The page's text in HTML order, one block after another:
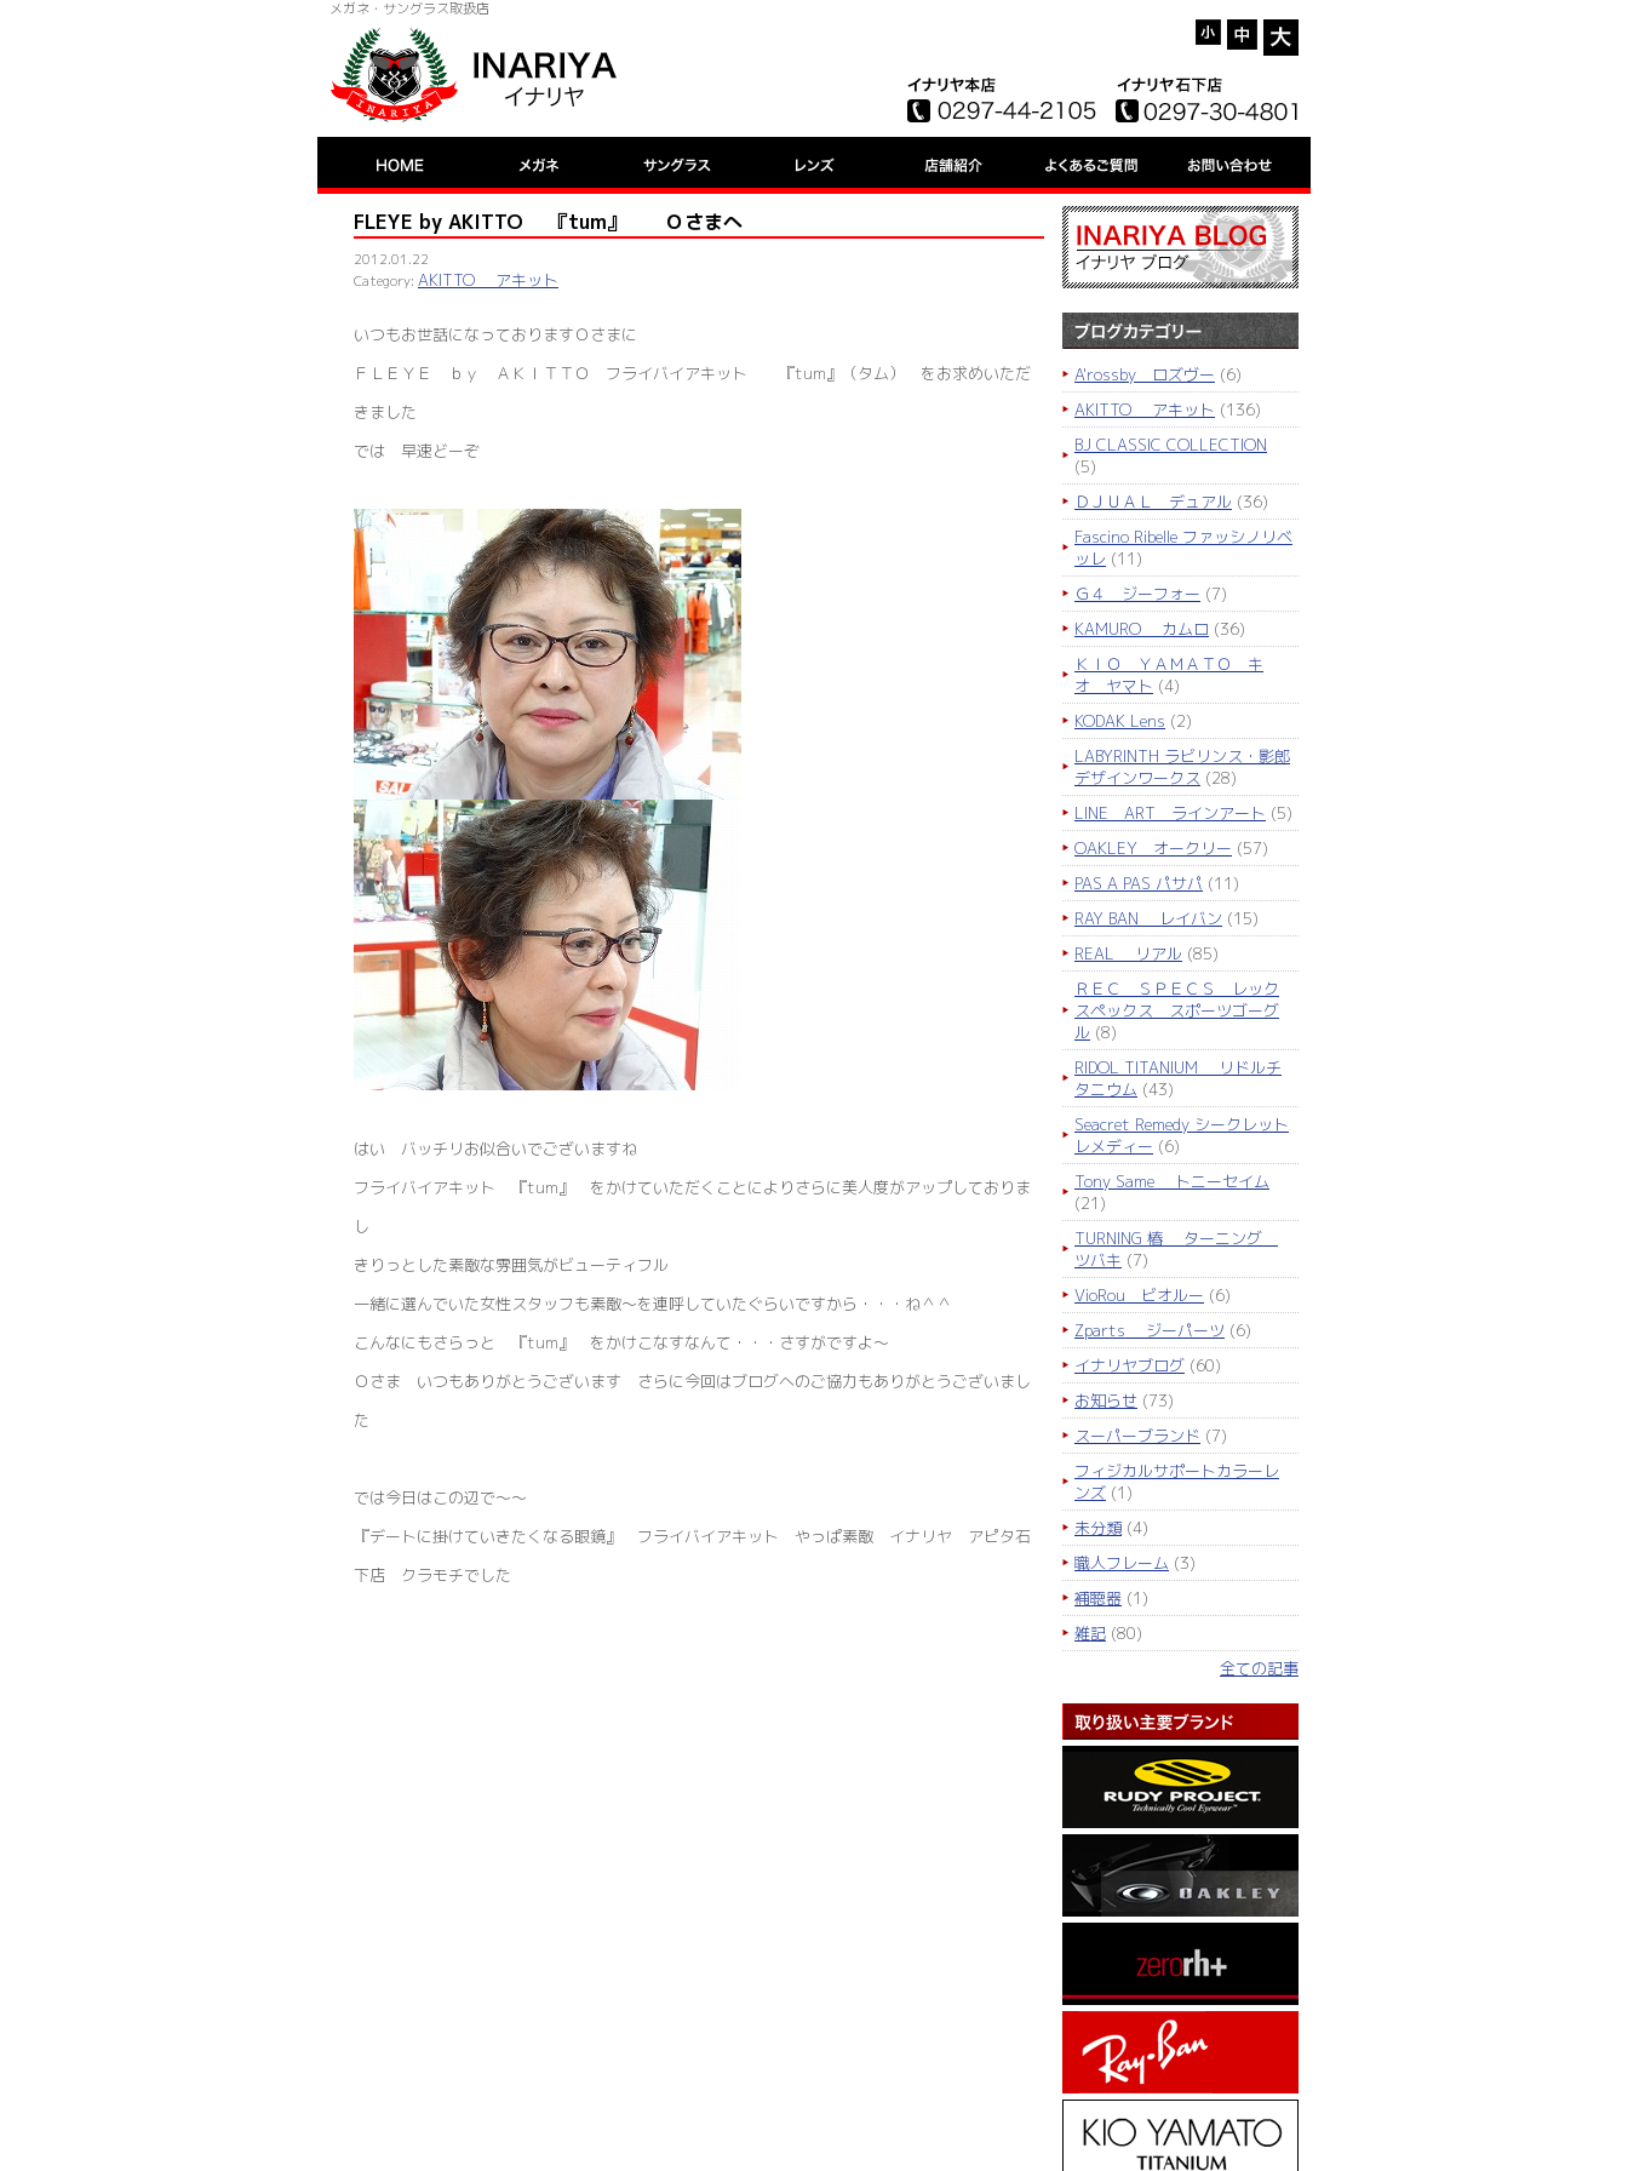
メガネ・サングラス取扱店
FLEYE by AKITTO 『tum』 Ｏさまへ
2012.01.22
AKITTO アキット
いつもお世話になっておりますＯさまに
ＦＬＥＹＥ ｂｙ ＡＫＩＴＴＯ フライバイアキット 『tum』（タム） をお求めいただ
きました
では 早速どーぞ
はい バッチリお似合いでございますね
フライバイアキット 『tum』 をかけていただくことによりさらに美人度がアップしておりま
し
きりっとした素敵な雰囲気がビューティフル
一緒に選んでいた女性スタッフも素敵～を連呼していたぐらいですから・・・ね＾＾
こんなにもさらっと 『tum』 をかけこなすなんて・・・さすがですよ～
Ｏさま いつもありがとうございます さらに今回はブログへのご協力もありがとうございまし
た
では今日はこの辺で～～
『デートに掛けていきたくなる眼鏡』 フライバイアキット やっぱ素敵 イナリヤ アピタ石
下店 クラモチでした
A'rossby ロズヴー (6)
AKITTO アキット (136)
BJ CLASSIC COLLECTION
(5)
ＤＪＵＡＬ デュアル (36)
Fascino Ribelle ファッシノリベ
ッレ (11)
Ｇ４ ジーフォー (7)
KAMURO カムロ (36)
ＫＩＯ ＹＡＭＡＴＯ キ
オ ヤマト (4)
KODAK Lens (2)
LABYRINTH ラビリンス・影郎
デザインワークス (28)
LINE ART ラインアート (5)
OAKLEY オークリー (57)
PAS A PAS パサパ (11)
RAY BAN レイバン (15)
REAL リアル (85)
ＲＥＣ ＳＰＥＣＳ レック
スペックス スポーツゴーグ
ル (8)
RIDOL TITANIUM リドルチ
タニウム (43)
Seacret Remedy シークレット
レメディー (6)
Tony Same トニーセイム
(21)
TURNING 椿 ターニング
ツバキ (7)
VioRou ビオルー (6)
Zparts ジーパーツ (6)
イナリヤブログ (60)
お知らせ (73)
スーパーブランド (7)
フィジカルサポートカラーレ
ンズ (1)
未分類 (4)
職人フレーム (3)
補聴器 (1)
雑記 (80)
全ての記事